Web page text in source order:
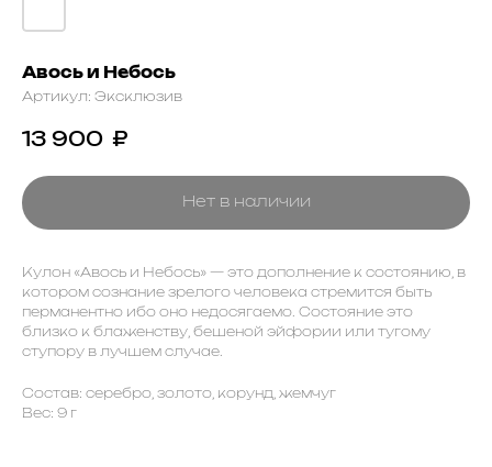
Авось и Небось
Артикул: Эксклюзив
13 900 ₽
Нет в наличии
Кулон «Авось и Небось» — это дополнение к состоянию, в
котором сознание зрелого человека стремится быть
перманентно ибо оно недосягаемо. Состояние это
близко к блаженству, бешеной эйфории или тугому
ступору в лучшем случае.
Состав: серебро, золото, корунд, жемчуг
Вес: 9 г